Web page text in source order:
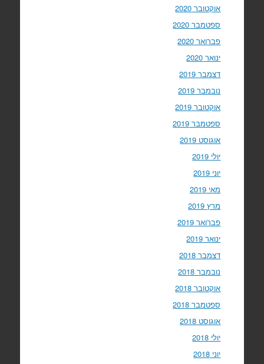
אוקטובר 2020
ספטמבר 2020
פברואר 2020
ינואר 2020
דצמבר 2019
נובמבר 2019
אוקטובר 2019
ספטמבר 2019
אוגוסט 2019
יולי 2019
יוני 2019
מאי 2019
מרץ 2019
פברואר 2019
ינואר 2019
דצמבר 2018
נובמבר 2018
אוקטובר 2018
ספטמבר 2018
אוגוסט 2018
יולי 2018
יוני 2018